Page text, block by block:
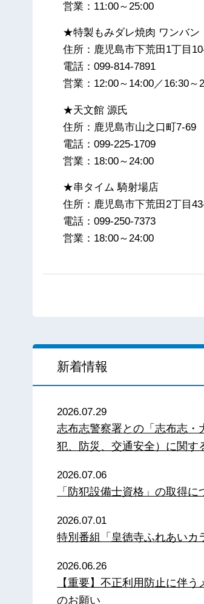
営業：11:00～25:00
★特製もみダレ焼肉 ワンバン
住所：鹿児島市下荒田1丁目
電話：099-814-7891
営業：12:00～14:00／16:30～
★天文館 源氏
住所：鹿児島市山之口町7-69
電話：099-225-1709
営業：18:00～24:00
★串タイム 騎射場店
住所：鹿児島市下荒田2丁目
電話：099-250-7373
営業：18:00～24:00
新着情報
2026.07.29
志布志警察署との「志布志・
犯、防災、交通安全）に関す
2026.07.06
「防犯設備士資格」の取得に
2026.07.01
特別番組「皇徳寺ふれあいカ
2026.06.26
【重要】不正利用防止に伴
のお願い